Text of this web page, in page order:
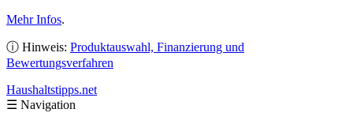
Mehr Infos.
ⓘ Hinweis: Produktauswahl, Finanzierung und
Bewertungsverfahren
Haushaltstipps.net
☰ Navigation